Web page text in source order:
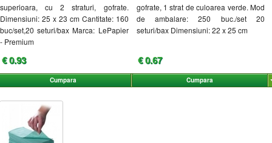
superioara, cu 2 straturi, gofrate.
Dimensiuni: 25 x 23 cm Cantitate: 160
buc/set,20 seturi/bax Marca: LePapier
- Premium
€ 0.93
Cumpara
gofrate, 1 strat de culoarea verde. Mod
de ambalare: 250 buc./set 20
seturi/bax Dimensiuni: 22 x 25 cm
€ 0.67
Cumpara